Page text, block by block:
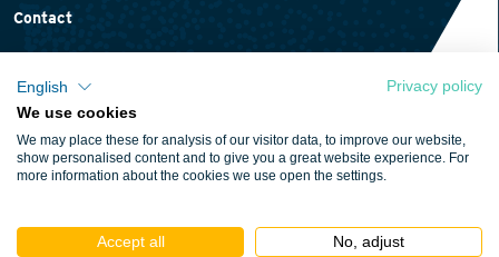
Contact
Cookieverklaring
Algemene voorwaarden
English
Privacy policy
We use cookies
We may place these for analysis of our visitor data, to improve our website,
show personalised content and to give you a great website experience. For
more information about the cookies we use open the settings.
Accept all No, adjust